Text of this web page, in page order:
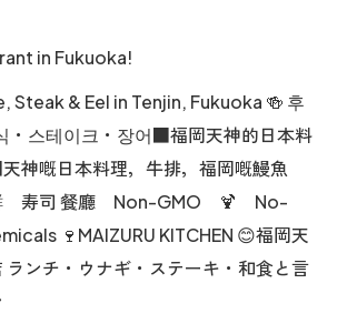
in Fukuoka!
Steak & Eel in Tenjin, Fukuoka 🍻 후
・스테이크・장어■福岡天神的日本料
神嘅日本料理，牛排，福岡嘅鰻魚
寿司 餐廳 Non-GMO 🍹 No-
🍷MAIZURU KITCHEN 😊福岡天
ランチ・ウナギ・ステーキ・和食と言